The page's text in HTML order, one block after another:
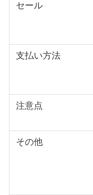
セール
支払い方法
注意点
その他